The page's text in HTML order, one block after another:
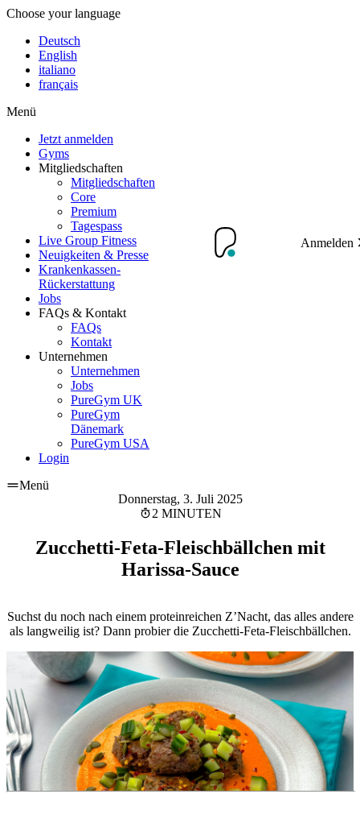
Choose your language
Deutsch
English
italiano
français
Menü
Jetzt anmelden
Gyms
Mitgliedschaften
Mitgliedschaften
Core
Premium
Tagespass
Live Group Fitness
Neuigkeiten & Presse
Krankenkassen-
Rückerstattung
Jobs
FAQs & Kontakt
FAQs
Kontakt
Unternehmen
Unternehmen
Jobs
PureGym UK
PureGym
Dänemark
PureGym USA
Login
Menü
Anmelden
Donnerstag, 3. Juli 2025
2 MINUTEN
Zucchetti-Feta-Fleischbällchen mit
Harissa-Sauce
Suchst du noch nach einem proteinreichen Z’Nacht, das alles andere
als langweilig ist? Dann probier die Zucchetti-Feta-Fleischbällchen.